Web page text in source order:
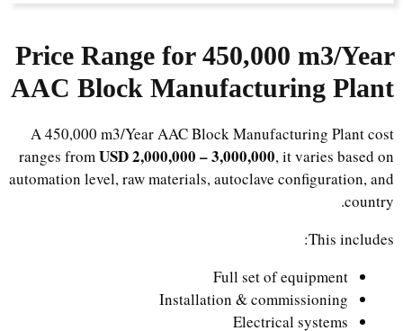
Price Range for 450,000 m3/Year
AAC Block Manufacturing Plant
A 450,000 m3/Year AAC Block Manufacturing Plant cost
ranges fromUSD 2,000,000 – 3,000,000, it varies based on
automation level, raw materials, autoclave configuration, and
country.
This includes:
Full set of equipment
Installation & commissioning
Electrical systems